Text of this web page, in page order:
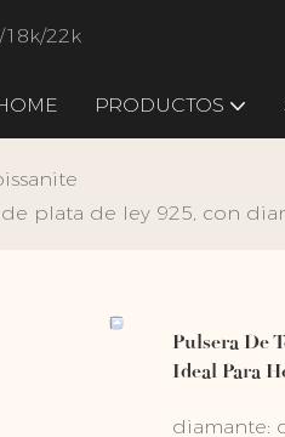
22k
PRODUCTOS
plata de ley 925, con
Pulsera De
Ideal Para
diamante: